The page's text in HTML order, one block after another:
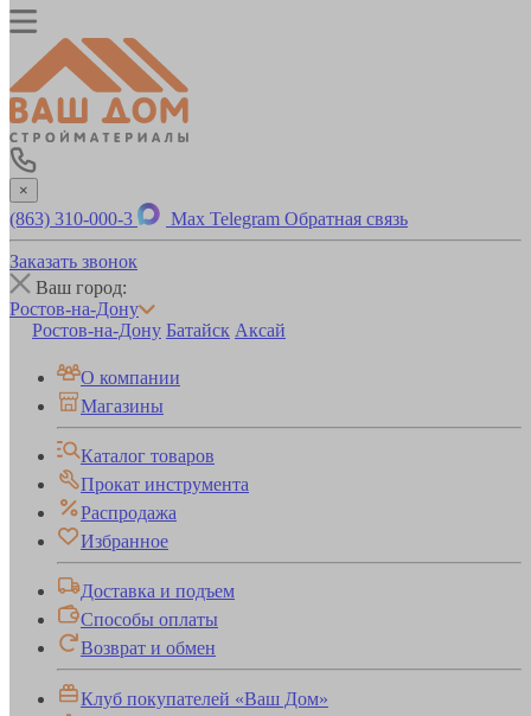
×
(863) 310-000-3 Max Telegram Обратная связь
Заказать звонок
Ваш город:
Ростов-на-Дону
Ростов-на-Дону Батайск Аксай
О компании
Магазины
Каталог товаров
Прокат инструмента
Распродажа
Избранное
Доставка и подъем
Способы оплаты
Возврат и обмен
Клуб покупателей «Ваш Дом»